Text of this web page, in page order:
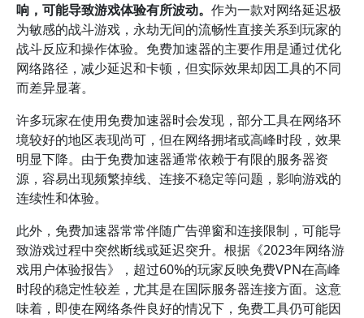
响，可能导致游戏体验有所波动。 作为一款对网络延迟极
为敏感的战斗游戏，永劫无间的流畅性直接关系到玩家的
战斗反应和操作体验。免费加速器的主要作用是通过优化
网络路径，减少延迟和卡顿，但实际效果却因工具的不同
而差异显著。
许多玩家在使用免费加速器时会发现，部分工具在网络环
境较好的地区表现尚可，但在网络拥堵或高峰时段，效果
明显下降。由于免费加速器通常依赖于有限的服务器资
源，容易出现频繁掉线、连接不稳定等问题，影响游戏的
连续性和体验。
此外，免费加速器常常伴随广告弹窗和连接限制，可能导
致游戏过程中突然断线或延迟突升。根据《2023年网络游
戏用户体验报告》，超过60%的玩家反映免费VPN在高峰
时段的稳定性较差，尤其是在国际服务器连接方面。这意
味着，即使在网络条件良好的情况下，免费工具仍可能因